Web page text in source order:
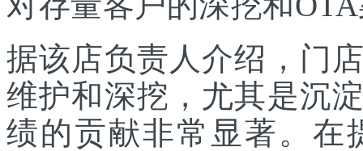
据该店负责人介绍，门
维护和深挖，尤其是沉
绩的贡献非常显著。在